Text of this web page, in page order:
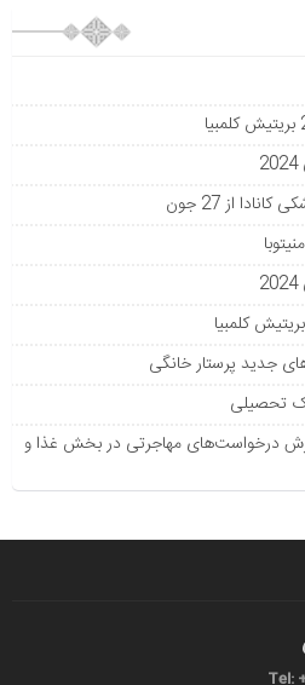
از 27 جون
جدید پرستار خانگی
تحصیلی
درخواست‌های مهاجرتی در بخش غذا و
Tel: